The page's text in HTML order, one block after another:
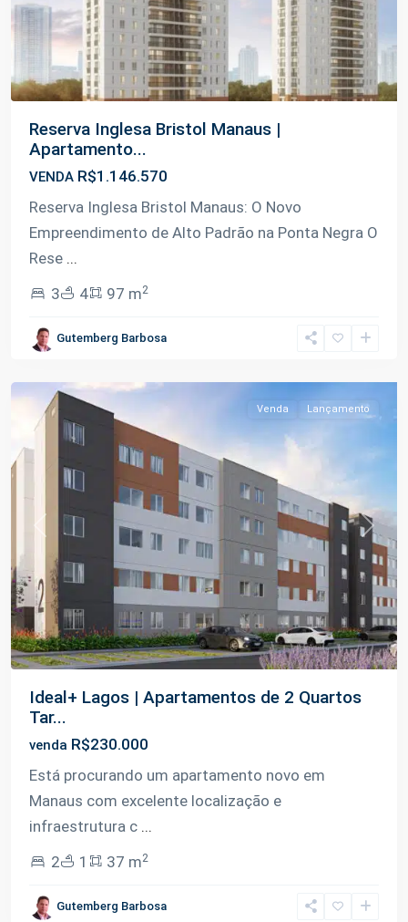
Reserva Inglesa Bristol Manaus |
Apartamento...
VENDA R$1.146.570
Reserva Inglesa Bristol Manaus: O Novo
Empreendimento de Alto Padrão na Ponta Negra O
Rese ...
3
4 97 m2
Gutemberg Barbosa
Tarumã,
Previous Next
Venda Lançamento
Ideal+ Lagos | Apartamentos de 2 Quartos
Tar...
venda R$230.000
Está procurando um apartamento novo em
Manaus com excelente localização e
infraestrutura c ...
2
1 37 m2
Gutemberg Barbosa
Açu ,